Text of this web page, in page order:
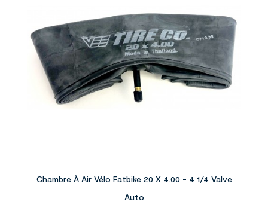
Chambre À Air Vélo Fatbike 20 X 4.00 - 4 1/4 Valve
Auto